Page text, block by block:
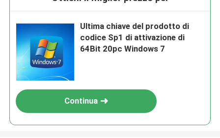
Ultima chiave del prodotto di
codice Sp1 di attivazione di
64Bit 20pc Windows 7
Continua